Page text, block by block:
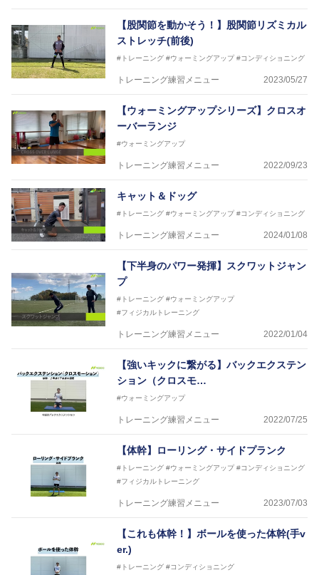
【股関節を動かそう！】股関節リズミカル
ストレッチ(前後)
#トレーニング #ウォーミングアップ #コンディショニング
トレーニング練習メニュー 2023/05/27
【ウォーミングアップシリーズ】クロスオ
ーバーランジ
#ウォーミングアップ
トレーニング練習メニュー 2022/09/23
キャット＆ドッグ
#トレーニング #ウォーミングアップ #コンディショニング
トレーニング練習メニュー 2024/01/08
【下半身のパワー発揮】スクワットジャン
プ
#トレーニング #ウォーミングアップ
#フィジカルトレーニング
トレーニング練習メニュー 2022/01/04
【強いキックに繋がる】バックエクステン
ション（クロスモ…
#ウォーミングアップ
トレーニング練習メニュー 2022/07/25
【体幹】ローリング・サイドプランク
#トレーニング #ウォーミングアップ #コンディショニング
#フィジカルトレーニング
トレーニング練習メニュー 2023/07/03
【これも体幹！】ボールを使った体幹(手v
er.)
#トレーニング #コンディショニング